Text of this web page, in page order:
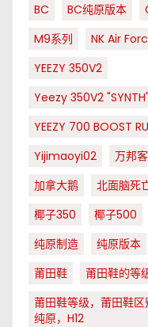
BC BC纯原版本
M9系列
NK Air
YEEZY 350V2
Yeezy 350V2
YEEZY 700 BOOST
Yijimaoyi02
万邦
加拿大鹅
北面脑死
椰子350
椰子500
纯原制造
纯原版本
莆田鞋
莆田鞋的等
莆田鞋等级，莆田鞋区
纯原，H12